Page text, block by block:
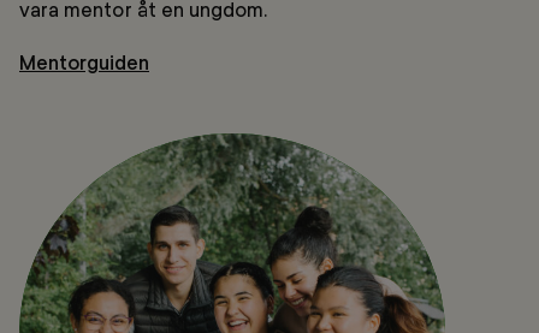
vara mentor åt en ungdom.
Mentorguiden